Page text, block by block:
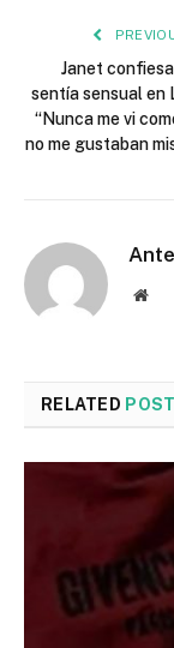
Janet
sentía sensual en
“Nunca me vi
no me gustaban
RELATED